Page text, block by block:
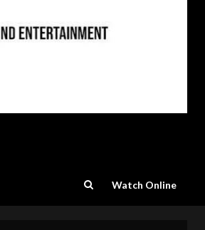
Watch Online